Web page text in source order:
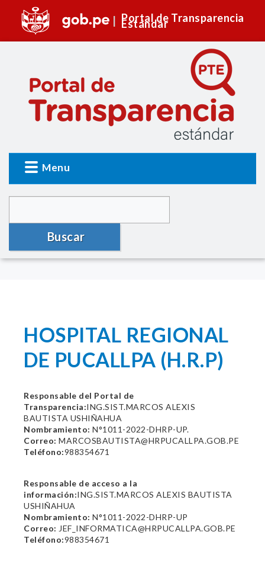
Portal de Transparencia
Estándar
Menu
Buscar
HOSPITAL REGIONAL
DE PUCALLPA (H.R.P)
Responsable del Portal de
Transparencia:ING.SIST.MARCOS ALEXIS
BAUTISTA USHIÑAHUA
Nombramiento: N°1011-2022-DHRP-UP.
Correo: MARCOSBAUTISTA@HRPUCALLPA.GOB.PE
Teléfono:988354671
Responsable de acceso a la
información:ING.SIST.MARCOS ALEXIS BAUTISTA
USHIÑAHUA
Nombramiento: N°1011-2022-DHRP-UP
Correo: JEF_INFORMATICA@HRPUCALLPA.GOB.PE
Teléfono:988354671